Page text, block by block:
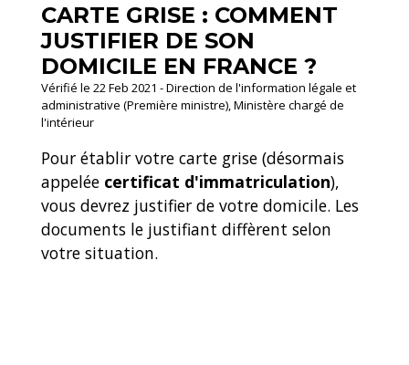
CARTE GRISE : COMMENT
JUSTIFIER DE SON
DOMICILE EN FRANCE ?
Vérifié le 22 Feb 2021 - Direction de l'information légale et
administrative (Première ministre), Ministère chargé de
l'intérieur
Pour établir votre carte grise (désormais
appelée certificat d'immatriculation),
vous devrez justifier de votre domicile. Les
documents le justifiant diffèrent selon
votre situation.